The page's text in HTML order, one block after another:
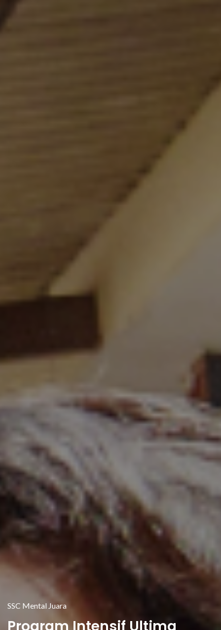
SSC Mental Juara